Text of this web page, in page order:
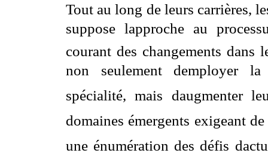
Tout au long de leurs carrières,
suppose lapproche au
courant des changements dans
non seulement demployer
spécialité, mais daugmenter
domaines émergents exigeant
une énumération des défis